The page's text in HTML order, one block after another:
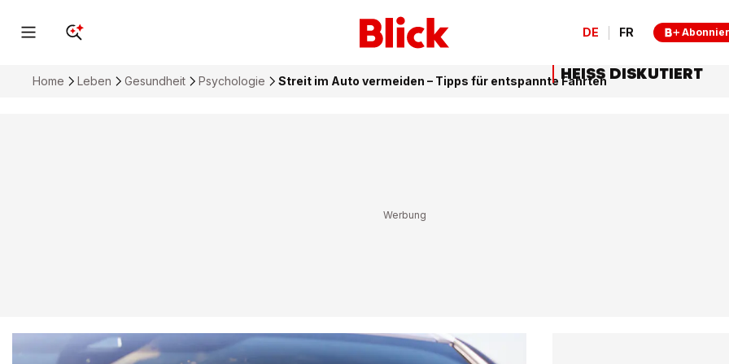
DE FR
Home Leben Gesundheit Psychologie Streit im Auto vermeiden – Tipps für entspannte FahrtenHEISS DISKUTIERT